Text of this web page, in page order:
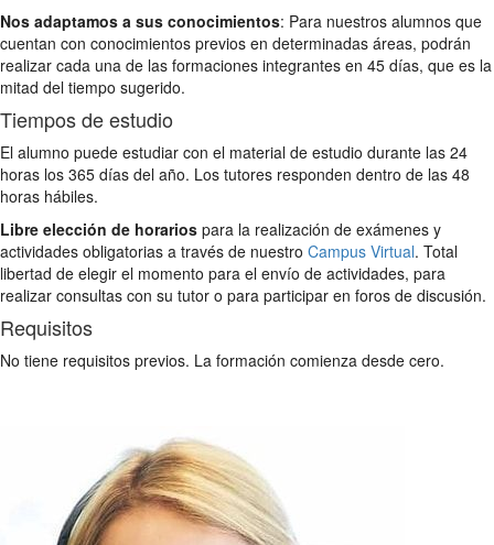
Nos adaptamos a sus conocimientos: Para nuestros alumnos que
cuentan con conocimientos previos en determinadas áreas, podrán
realizar cada una de las formaciones integrantes en 45 días, que es la
mitad del tiempo sugerido.
Tiempos de estudio
El alumno puede estudiar con el material de estudio durante las 24
horas los 365 días del año. Los tutores responden dentro de las 48
horas hábiles.
Libre elección de horarios para la realización de exámenes y
actividades obligatorias a través de nuestro Campus Virtual. Total
libertad de elegir el momento para el envío de actividades, para
realizar consultas con su tutor o para participar en foros de discusión.
Requisitos
No tiene requisitos previos. La formación comienza desde cero.